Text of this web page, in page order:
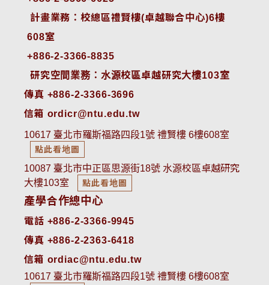
計畫業務：校總區禮賢樓(卓越聯合中心)6樓
608室
+886-2-3366-8835
研究空間業務：水源校區卓越研究大樓103室
傳真 +886-2-3366-3696
信箱 ordicr@ntu.edu.tw
10617 臺北市羅斯福路四段1號 禮賢樓 6樓608室
點此看地圖
10087 臺北市中正區思源街18號 水源校區卓越研究
大樓103室
點此看地圖
產學合作總中心
電話 +886-2-3366-9945
傳真 +886-2-2363-6418
信箱 ordiac@ntu.edu.tw
10617 臺北市羅斯福路四段1號 禮賢樓 6樓608室